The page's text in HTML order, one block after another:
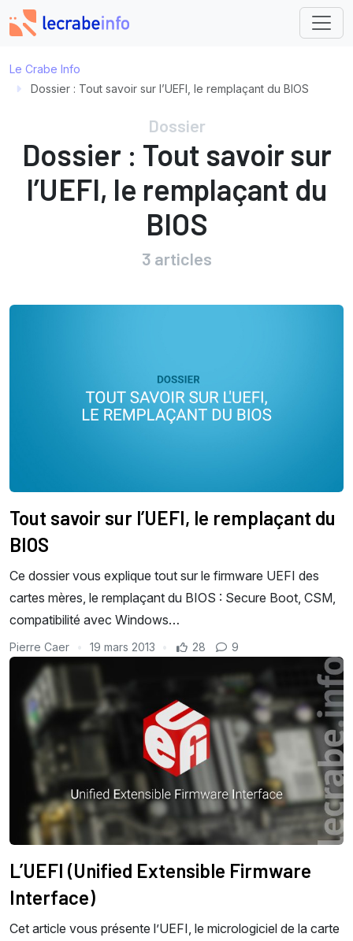
Le Crabe Info
Dossier : Tout savoir sur l’UEFI, le remplaçant du BIOS
Dossier
Dossier : Tout savoir sur
l’UEFI, le remplaçant du
BIOS
3 articles
Tout savoir sur l’UEFI, le remplaçant du
BIOS
Ce dossier vous explique tout sur le firmware UEFI des
cartes mères, le remplaçant du BIOS : Secure Boot, CSM,
compatibilité avec Windows…
Pierre Caer 19 mars 2013 28 9
L’UEFI (Unified Extensible Firmware
Interface)
Cet article vous présente l’UEFI, le micrologiciel de la carte